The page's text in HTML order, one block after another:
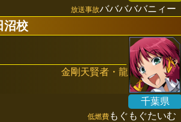
放送事故バババババニィー
校
金剛天賢者・龍
千葉県
低燃費 もぐもぐたいむ